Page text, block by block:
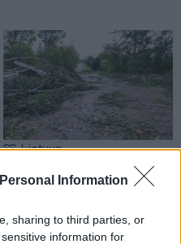
Information
sharing to third parties, or
information for
Lietuva
Ugniagesiai: dėl audros
nuverstų medžių į
kartus